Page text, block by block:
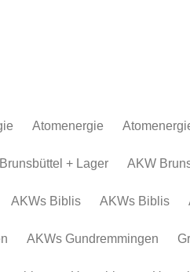
AKW
Krümmel
AKWs Biblis
Atomenergie
Atomkraftwerke
Atommüll
Rohstoffe und Konflikte
Atommüll
Rohstoffe
+ Lager AKW
AKWs Biblis AKWs Biblis
AKWs Gundremmingen